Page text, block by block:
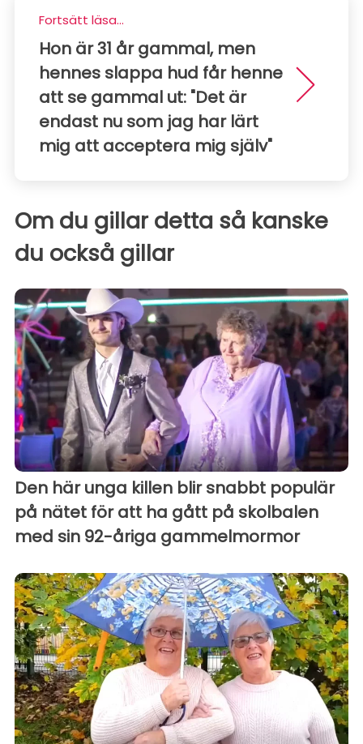
Fortsätt läsa...
Hon är 31 år gammal, men
hennes slappa hud får henne
att se gammal ut: "Det är
endast nu som jag har lärt
mig att acceptera mig själv"
Om du gillar detta så kanske
du också gillar
Den här unga killen blir snabbt populär
på nätet för att ha gått på skolbalen
med sin 92-åriga gammelmormor